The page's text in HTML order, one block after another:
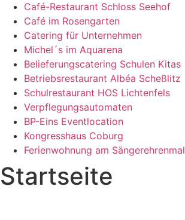
Café-Restaurant Schloss Seehof
Café im Rosengarten
Catering für Unternehmen
Michel´s im Aquarena
Belieferungscatering Schulen Kitas
Betriebsrestaurant Albéa Scheßlitz
Schulrestaurant HOS Lichtenfels
Verpflegungsautomaten
BP-Eins Eventlocation
Kongresshaus Coburg
Ferienwohnung am Sängerehrenmal
Startseite